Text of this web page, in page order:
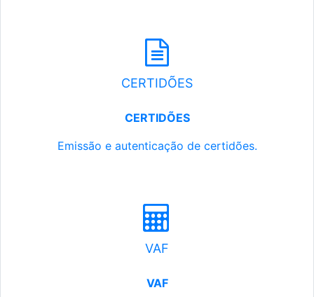
CERTIDÕES
CERTIDÕES
Emissão e autenticação de certidões.
VAF
VAF